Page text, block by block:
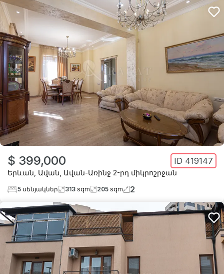
$ 399,000 ID 419147
Երևան Ավան Ավան-Առինջ 2-րդ միկրոշրջան
5 սենյակներ 313 sqm 205 sqm 2